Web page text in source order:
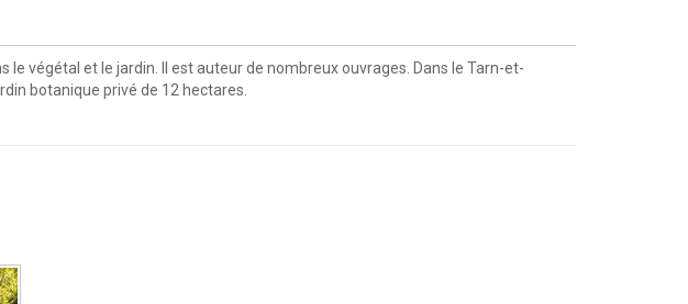
végétal et le jardin. Il est auteur de nombreux ouvrages. Dans le Tarn-et-
botanique privé de 12 hectares.